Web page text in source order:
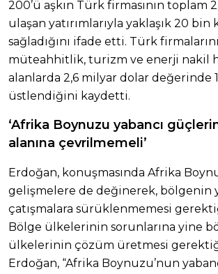
200’ü aşkın Türk firmasının toplam
ulaşan yatırımlarıyla yaklaşık 20
sağladığını ifade etti. Türk
müteahhitlik, turizm ve enerji nakil
alanlarda 2,6 milyar dolar değerinde
üstlendiğini kaydetti.
‘Afrika Boynuzu yabancı
alanına çevrilmemeli’
Erdoğan, konuşmasında Afrika
gelişmelere de değinerek, bölgenin
çatışmalara sürüklenmemesi
Bölge ülkelerinin sorunlarına yine
ülkelerinin çözüm üretmesi
Erdoğan, “Afrika Boynuzu’nun